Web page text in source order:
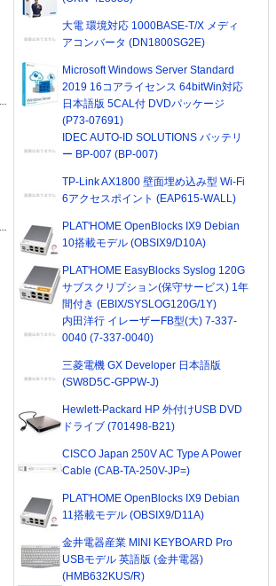
大電 環境対応 1000BASE-T/X メディ
アコンバータ (DN1800SG2E)
Microsoft Windows Server Standard
2019 16コアライセンス 64bitWin対応
日本語版 5CAL付 DVDパッケージ
(P73-07691)
IDEC AUTO-ID SOLUTIONS バッテリ
ー BP-007 (BP-007)
TP-Link AX1800 壁面埋め込み型 Wi-Fi
6アクセスポイント (EAP615-WALL)
PLAT'HOME OpenBlocks IX9 Debian
10搭載モデル (OBSIX9/D10A)
PLAT'HOME EasyBlocks Syslog 120G
サブスクリプション(保守サービス) 1年
間付き (EBIX/SYSLOG120G/1Y)
内田洋行 イレーザーFB型(大) 7-337-
0040 (7-337-0040)
三菱電機 GX Developer 日本語版
(SW8D5C-GPPW-J)
Hewlett-Packard HP 外付けUSB DVD
ドライブ (701498-B21)
CISCO Japan 250V AC Type A Power
Cable (CAB-TA-250V-JP=)
PLAT'HOME OpenBlocks IX9 Debian
11搭載モデル (OBSIX9/D11A)
金井電器産業 MINI KEYBOARD Pro
USBモデル 英語版 (金井電器)
(HMB632KUS/R)